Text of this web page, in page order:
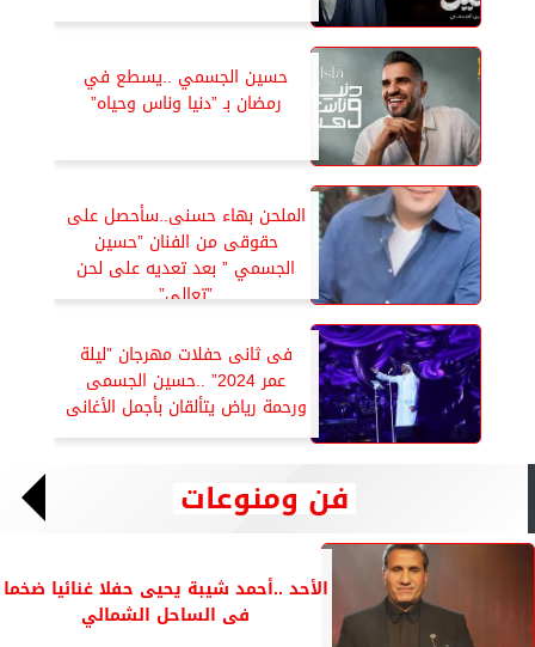
حسين الجسمي ..يسطع في
رمضان بـ ”دنيا وناس وحياه”
الملحن بهاء حسنى..سأحصل على
حقوقى من الفنان ”حسين
الجسمي ” بعد تعديه على لحن
”تعالى”
فى ثانى حفلات مهرجان ”ليلة
عمر 2024” ..حسين الجسمى
ورحمة رياض يتألقان بأجمل الأغانى
فن ومنوعات
الأحد ..أحمد شيبة يحيى حفلا غنائيا ضخما
فى الساحل الشمالي